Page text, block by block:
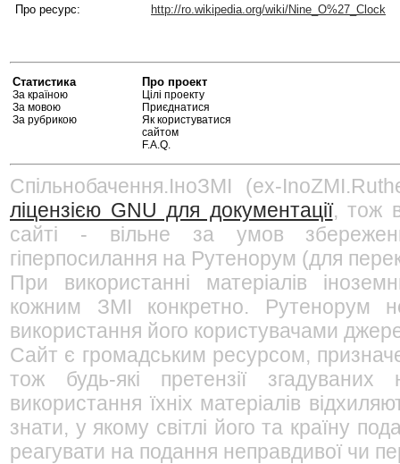
Про ресурс:
http://ro.wikipedia.org/wiki/Nine_O%27_Clock
Статистика
За країною
За мовою
За рубрикою
Про проект
Цілі проекту
Приєднатися
Як користуватися
сайтом
F.A.Q.
Спільнобачення.ІноЗМІ (ex-
ліцензією GNU для документації, тож
сайті - вільне за умов
гіперпосилання на Рутенорум (для
При використанні матеріалів
кожним ЗМІ конкретно. Рутенорум
використання його користувачами
Сайт є громадським ресурсом,
тож будь-які претензії
використання їхніх матеріалів
знати, у якому світлі його та країну
реагувати на подання неправдивої чи